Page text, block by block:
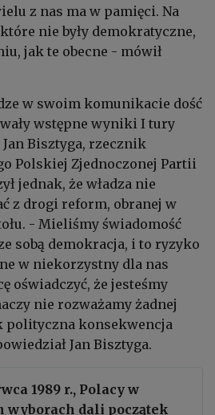
z nas ma w pamięci. Na
nie były demokratyczne,
jak te obecne - mówił
w swoim komunikacie dość
wstępne wyniki I tury
Bisztyga, rzecznik
Polskiej Zjednoczonej Partii
jednak, że władza nie
z drogi reform, obranej w
- Mieliśmy świadomość
sobą demokracja, i to ryzyko
w niekorzystny dla nas
oświadczyć, że jesteśmy
nie rozważamy żadnej
polityczna konsekwencja
Jan Bisztyga.
1989 r., Polacy w
wyborach dali początek